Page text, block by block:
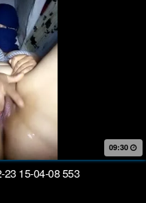
09:30
23 15-04-08 553